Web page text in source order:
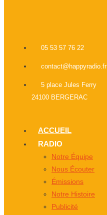
05 53 57 76 22
contact@happyradio.fr
5 place Jules Ferry
24100 BERGERAC
ACCUEIL
RADIO
Notre Équipe
Nous Écouter
Émissions
Notre Histoire
Publicité